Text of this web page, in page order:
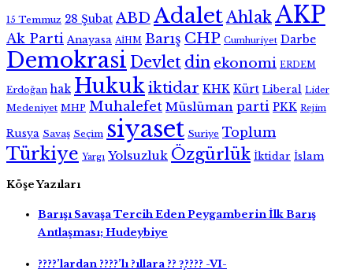
15 Temmuz 28 Şubat ABD AdaletAhlakAKP
Ak Parti Anayasa AİHM Barış CHP Cumhuriyet Darbe
Demokrasi Devlet din ekonomi ERDEM
Erdoğan hak Hukukiktidar KHK Kürt Liberal Lider
Medeniyet MHP Muhalefet Müslüman parti PKK Rejim
Rusya Savaş Seçim siyaset Suriye Toplum
Türkiye Yargı Yolsuzluk Özgürlük İktidar İslam
Köşe Yazıları
Barışı Savaşa Tercih Eden Peygamberin İlk Barış
Antlaşması; Hudeybiye
????’lardan ????’lı ?ıllara ?? ?̧???? -VI-